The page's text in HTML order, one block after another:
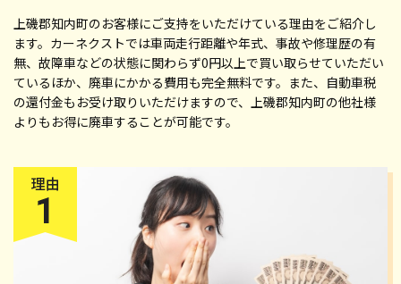
上磯郡知内町のお客様にご支持をいただけている理由をご紹介し
ます。カーネクストでは車両走行距離や年式、事故や修理歴の有
無、故障車などの状態に関わらず0円以上で買い取らせていただい
ているほか、廃車にかかる費用も完全無料です。また、自動車税
の還付金もお受け取りいただけますので、上磯郡知内町の他社様
よりもお得に廃車することが可能です。